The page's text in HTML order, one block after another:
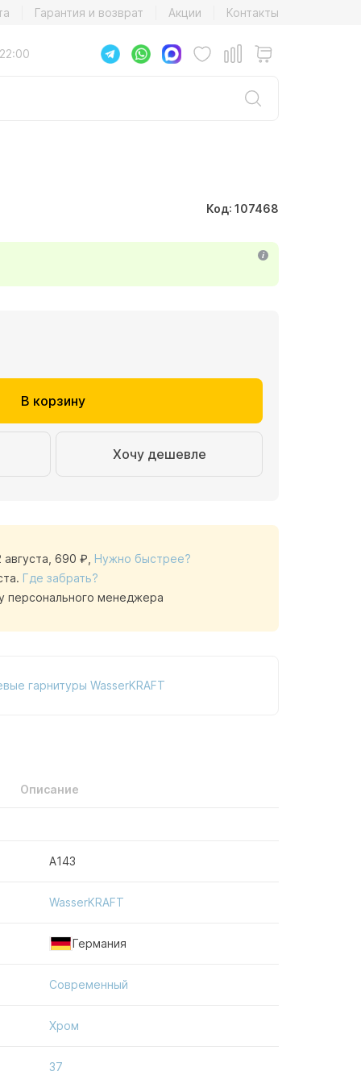
Гарантия и возврат Акции Контакты
Код: 107468
В корзину
Хочу дешевле
690 ₽ Нужно быстрее?
Где забрать?
персонального менеджера
гарнитуры WasserKRAFT
Описание
A143
WasserKRAFT
Германия
Современный
Хром
37